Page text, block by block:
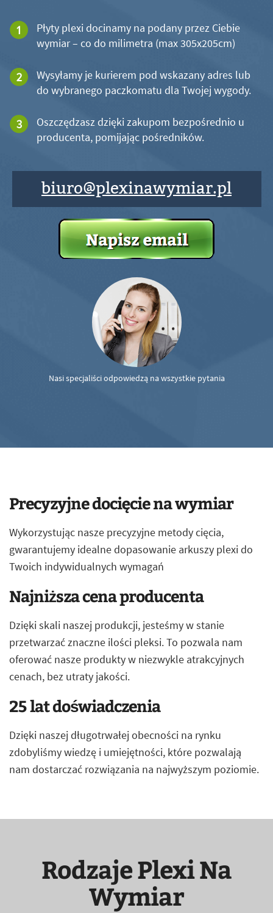
Płyty plexi docinamy na podany przez Ciebie
wymiar – co do milimetra (max 305x205cm)
Wysyłamy je kurierem pod wskazany adres lub
do wybranego paczkomatu dla Twojej wygody.
Oszczędzasz dzięki zakupom bezpośrednio u
producenta, pomijając pośredników.
biuro@plexinawymiar.pl
Nasi specjaliści odpowiedzą na wszystkie pytania
Precyzyjne docięcie na wymiar
Wykorzystując nasze precyzyjne metody cięcia,
gwarantujemy idealne dopasowanie arkuszy plexi do
Twoich indywidualnych wymagań
Najniższa cena producenta
Dzięki skali naszej produkcji, jesteśmy w stanie
przetwarzać znaczne ilości pleksi. To pozwala nam
oferować nasze produkty w niezwykle atrakcyjnych
cenach, bez utraty jakości.
25 lat doświadczenia
Dzięki naszej długotrwałej obecności na rynku
zdobyliśmy wiedzę i umiejętności, które pozwalają
nam dostarczać rozwiązania na najwyższym poziomie.
Rodzaje Plexi Na
Wymiar